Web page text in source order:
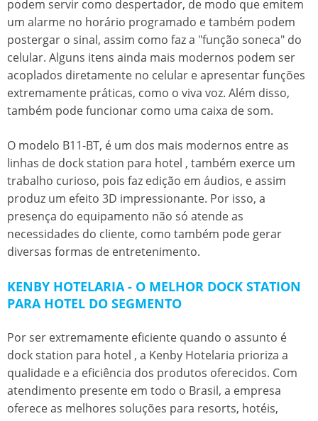
podem servir como despertador, de modo que emitem
um alarme no horário programado e também podem
postergar o sinal, assim como faz a "função soneca" do
celular. Alguns itens ainda mais modernos podem ser
acoplados diretamente no celular e apresentar funções
extremamente práticas, como o viva voz. Além disso,
também pode funcionar como uma caixa de som.
O modelo B11-BT, é um dos mais modernos entre as
linhas de dock station para hotel , também exerce um
trabalho curioso, pois faz edição em áudios, e assim
produz um efeito 3D impressionante. Por isso, a
presença do equipamento não só atende as
necessidades do cliente, como também pode gerar
diversas formas de entretenimento.
KENBY HOTELARIA - O MELHOR DOCK STATION
PARA HOTEL DO SEGMENTO
Por ser extremamente eficiente quando o assunto é
dock station para hotel , a Kenby Hotelaria prioriza a
qualidade e a eficiência dos produtos oferecidos. Com
atendimento presente em todo o Brasil, a empresa
oferece as melhores soluções para resorts, hotéis,